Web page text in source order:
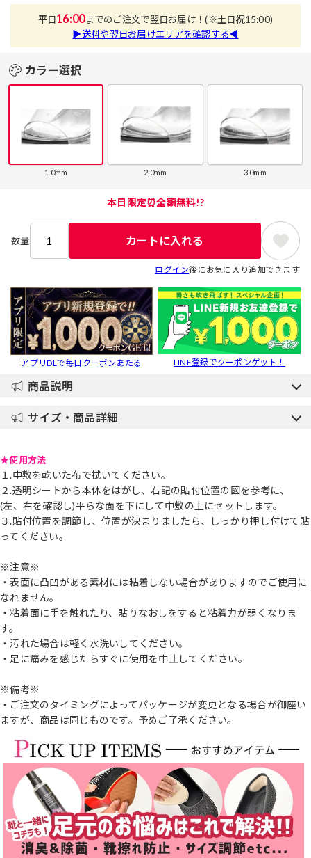
平日16:00までのご注文で翌日お届け！(※土日祝15:00)
▶送料や翌日お届けエリアを確認する◀
カラー選択
1.0mm 2.0mm 3.0mm
本日限定⏰全額無料!?
数量 カートに入れる
ログイン後にお気に入り追加できます
アプリDLで毎日クーポンあたる LINE登録でクーポンゲット！
商品説明
サイズ・商品詳細
★使用方法
１.中敷を乾いた布で拭いてください。
２.透明シートから本体をはがし、右記の貼付位置の図を参考に、
(左、右を確認し)平らな面を下にして中敷の上にセットします。
３.貼付位置を調節し、位置が決まりましたら、しっかり押し付けて貼
ってください。
※注意※
・表面に凸凹がある素材には粘着しない場合がありますのでご使用に
なれません。
・粘着面に手を触れたり、貼りなおしをすると粘着力が弱くなりま
す。
・汚れた場合は軽く水洗いしてください。
・足に痛みを感じたらすぐに使用を中止してください。
※備考※
・ご注文のタイミングによってパッケージが変更となる場合が御座い
ますが、商品は同じものです。予めご了承ください。